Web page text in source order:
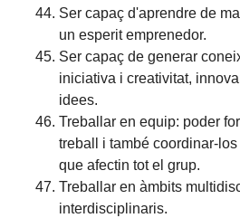
Ser capaç d'aprendre de
un esperit emprenedor.
Ser capaç de generar
iniciativa i creativitat,
idees.
Treballar en equip: poder
treball i també coordinar-
que afectin tot el grup.
Treballar en àmbits
interdisciplinaris.